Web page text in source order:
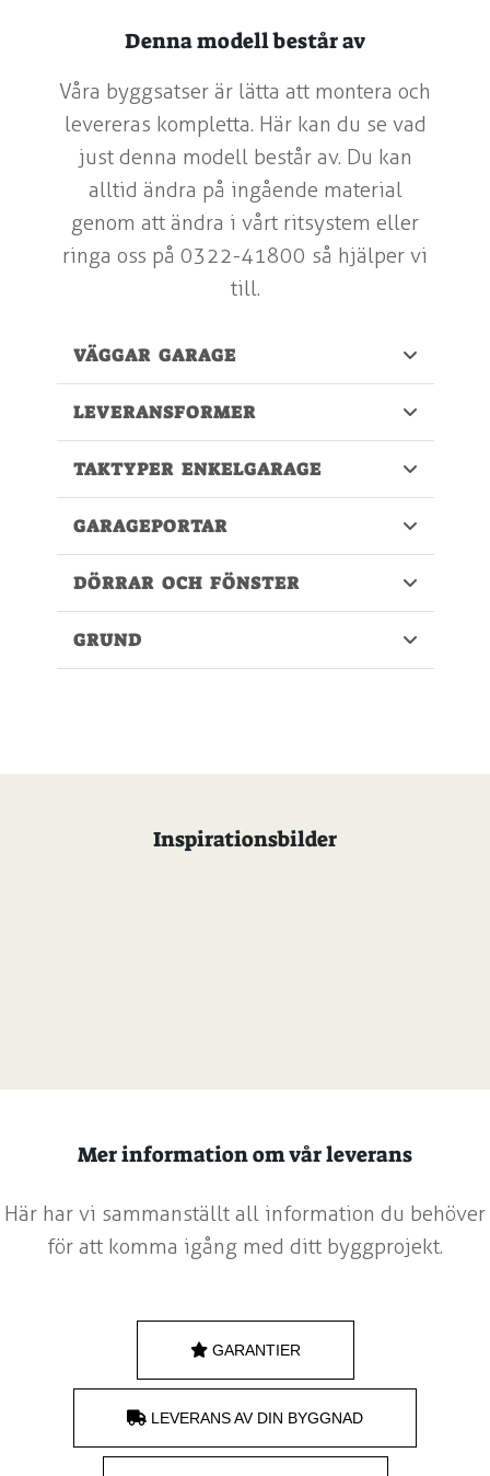
Denna modell består av
Våra byggsatser är lätta att montera och
levereras kompletta. Här kan du se vad
just denna modell består av. Du kan
alltid ändra på ingående material
genom att ändra i vårt ritsystem eller
ringa oss på 0322-41800 så hjälper vi
till.
VÄGGAR GARAGE
LEVERANSFORMER
TAKTYPER ENKELGARAGE
GARAGEPORTAR
DÖRRAR OCH FÖNSTER
GRUND
Inspirationsbilder
Mer information om vår leverans
Här har vi sammanställt all information du behöver
för att komma igång med ditt byggprojekt.
GARANTIER
LEVERANS AV DIN BYGGNAD